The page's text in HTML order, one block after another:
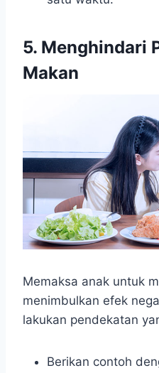
5. Menghindari
Makan
Memaksa anak untuk
menimbulkan efek
lakukan pendekatan
Berikan contoh